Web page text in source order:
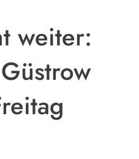
weiter: